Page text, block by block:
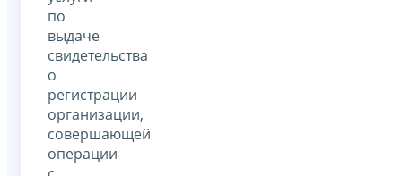
по
выдаче
свидетельства
о
регистрации
организации,
совершающей
операции